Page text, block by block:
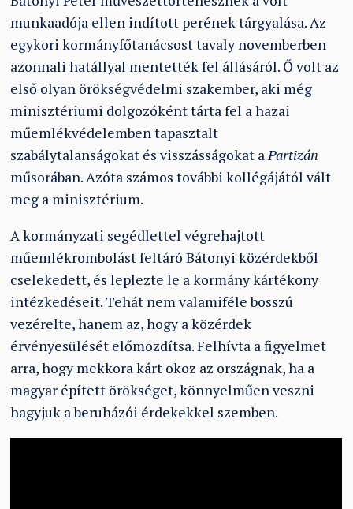
munkaadója ellen indított perének tárgyalása. Az
egykori kormányfőtanácsost tavaly novemberben
azonnali hatállyal mentették fel állásáról. Ő volt az
első olyan örökségvédelmi szakember, aki még
minisztériumi dolgozóként tárta fel a hazai
műemlékvédelemben tapasztalt
szabálytalanságokat és visszásságokat aPartizán
műsorában. Azóta számos további kollégájától vált
meg a minisztérium.
A kormányzati segédlettel végrehajtott
műemlékrombolást feltáró Bátonyi közérdekből
cselekedett, és leplezte le a kormány kártékony
intézkedéseit. Tehát nem valamiféle bosszú
vezérelte, hanem az, hogy a közérdek
érvényesülését előmozdítsa. Felhívta a figyelmet
arra, hogy mekkora kárt okoz az országnak, ha a
magyar épített örökséget, könnyelműen veszni
hagyjuk a beruházói érdekekkel szemben.